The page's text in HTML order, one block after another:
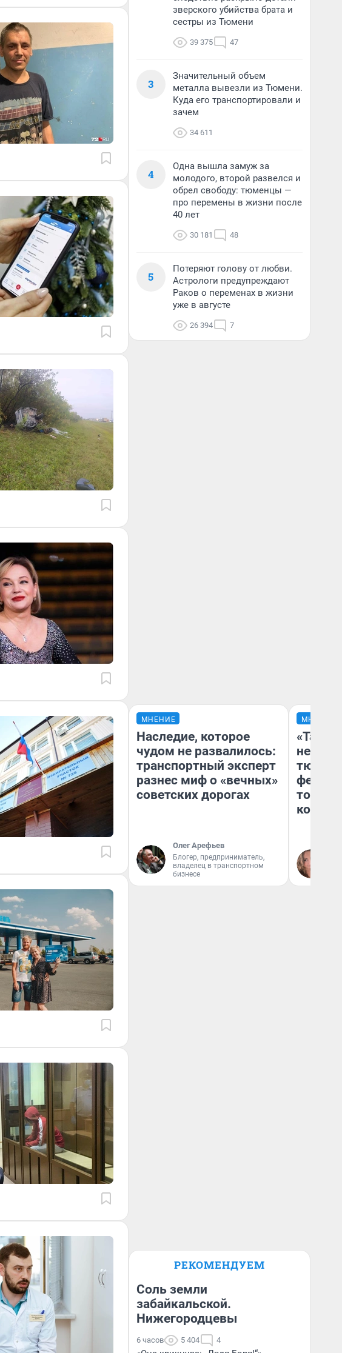
зверского убийства брата и
сестры из Тюмени
39 375 47
3
Значительный объем
металла вывезли из Тюмени.
Куда его транспортировали и
зачем
34 611
4
Одна вышла замуж за
молодого, второй развелся и
обрел свободу: тюменцы —
про перемены в жизни после
40 лет
30 181 48
5
Потеряют голову от любви.
Астрологи предупреждают
Раков о переменах в жизни
уже в августе
26 394 7
МНЕНИЕ
Наследие, которое
чудом не развалилось:
транспортный эксперт
разнес миф о «вечных»
советских дорогах
Олег Арефьев
Блогер, предприниматель,
владелец в транспортном
бизнесе
МНЕНИЕ
не
РЕКОМЕНДУЕМ
Соль земли
забайкальской.
Нижегородцевы
6 часов 5 404 4